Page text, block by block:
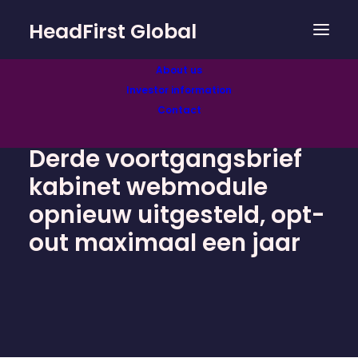
HeadFirst Global
About us
Investor information
Contact
Derde voortgangsbrief
kabinet webmodule
opnieuw uitgesteld, opt-
out maximaal een jaar